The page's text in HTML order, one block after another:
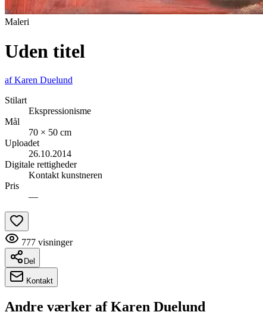
Maleri
Uden titel
afKaren Duelund
Stilart
Ekspressionisme
Mål
70 × 50 cm
Uploadet
26.10.2014
Digitale rettigheder
Kontakt kunstneren
Pris
—
777 visninger
Del
Kontakt
Andre værker afKaren Duelund